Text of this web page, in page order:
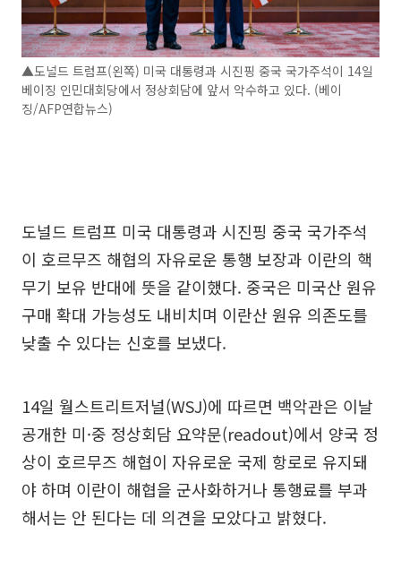
▲도널드 트럼프(왼쪽) 미국 대통령과 시진핑 중국 국가주석이 14일
베이징 인민대회당에서 정상회담에 앞서 악수하고 있다. (베이
징/AFP연합뉴스)
도널드 트럼프 미국 대통령과 시진핑 중국 국가주석
이 호르무즈 해협의 자유로운 통행 보장과 이란의 핵
무기 보유 반대에 뜻을 같이했다. 중국은 미국산 원유
구매 확대 가능성도 내비치며 이란산 원유 의존도를
낮출 수 있다는 신호를 보냈다.
14일 월스트리트저널(WSJ)에 따르면 백악관은 이날
공개한 미·중 정상회담 요약문(readout)에서 양국 정
상이 호르무즈 해협이 자유로운 국제 항로로 유지돼
야 하며 이란이 해협을 군사화하거나 통행료를 부과
해서는 안 된다는 데 의견을 모았다고 밝혔다.